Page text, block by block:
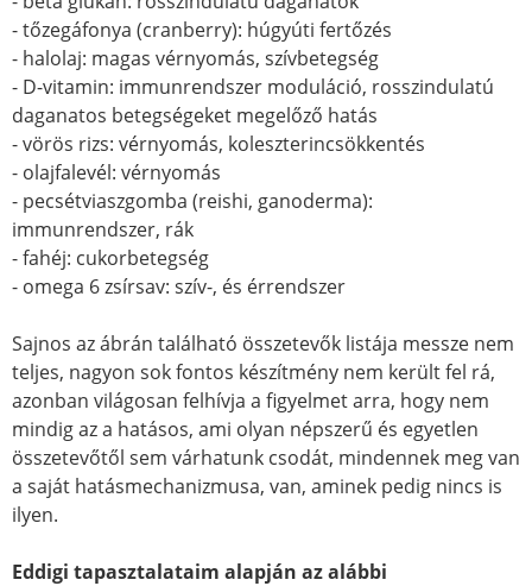
- tőzegáfonya (cranberry): húgyúti fertőzés
- halolaj: magas vérnyomás, szívbetegség
- D-vitamin: immunrendszer moduláció, rosszindulatú
daganatos betegségeket megelőző hatás
- vörös rizs: vérnyomás, koleszterincsökkentés
- olajfalevél: vérnyomás
- pecsétviaszgomba (reishi, ganoderma):
immunrendszer, rák
- fahéj: cukorbetegség
- omega 6 zsírsav: szív-, és érrendszer
Sajnos az ábrán található összetevők listája messze nem
teljes, nagyon sok fontos készítmény nem került fel rá,
azonban világosan felhívja a figyelmet arra, hogy nem
mindig az a hatásos, ami olyan népszerű és egyetlen
összetevőtől sem várhatunk csodát, mindennek meg van
a saját hatásmechanizmusa, van, aminek pedig nincs is
ilyen.
Eddigi tapasztalataim alapján az alábbi